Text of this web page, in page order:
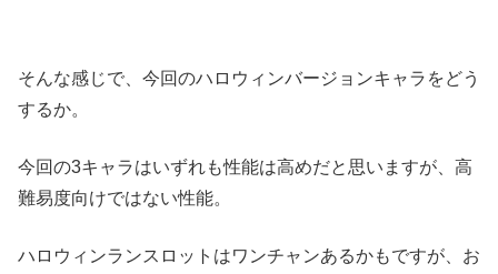
そんな感じで、今回のハロウィンバージョンキャラをどう
するか。
今回の3キャラはいずれも性能は高めだと思いますが、高
難易度向けではない性能。
ハロウィンランスロットはワンチャンあるかもですが、お